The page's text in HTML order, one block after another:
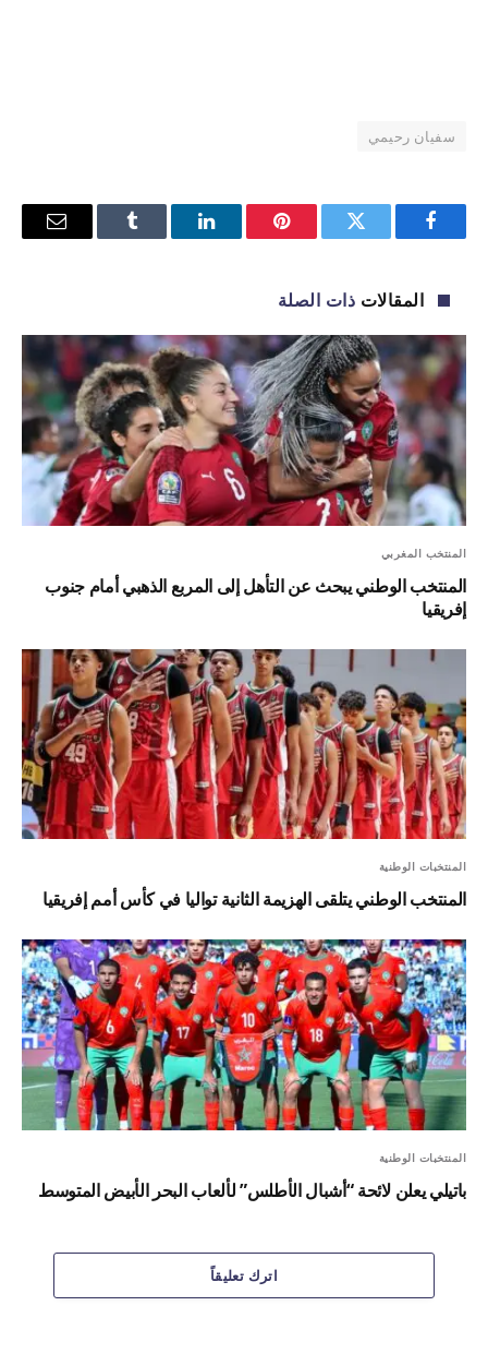
سفيان رحيمي
فيسبوك تويتر بينتيريستلينكدإن Tumblr
البريد
المقالات ذات الصلة
المنتخب المغربي
المنتخب الوطني يبحث عن التأهل إلى المربع الذهبي أمام جنوب
إفريقيا
المنتخبات الوطنية
المنتخب الوطني يتلقى الهزيمة الثانية تواليا في كأس أمم إفريقيا
المنتخبات الوطنية
باتيلي يعلن لائحة “أشبال الأطلس” لألعاب البحر الأبيض المتوسط
اترك تعليقاً